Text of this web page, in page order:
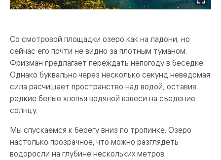
Со смотровой площадки озеро как на ладони, но
сейчас его почти не видно за плотным туманом.
Фризман предлагает переждать непогоду в беседке.
Однако буквально через несколько секунд неведомая
сила расчищает пространство над водой, оставив
редкие белые хлопья водяной взвеси на съедение
солнцу.
Мы спускаемся к берегу вниз по тропинке. Озеро
настолько прозрачное, что можно разглядеть
водоросли на глубине нескольких метров.